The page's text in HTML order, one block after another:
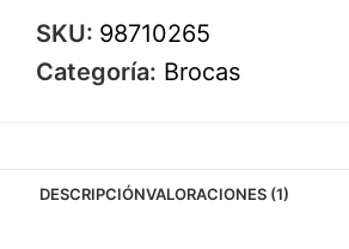
SKU: 98710265
Categoría: Brocas
DESCRIPCIÓNVALORACIONES (1)